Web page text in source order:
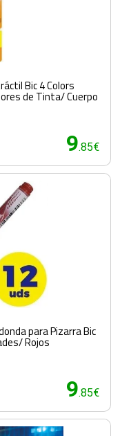
Bic 4 Colors
de Tinta/ Cuerpo
9.85€
para Pizarra Bic
Rojos
9.85€